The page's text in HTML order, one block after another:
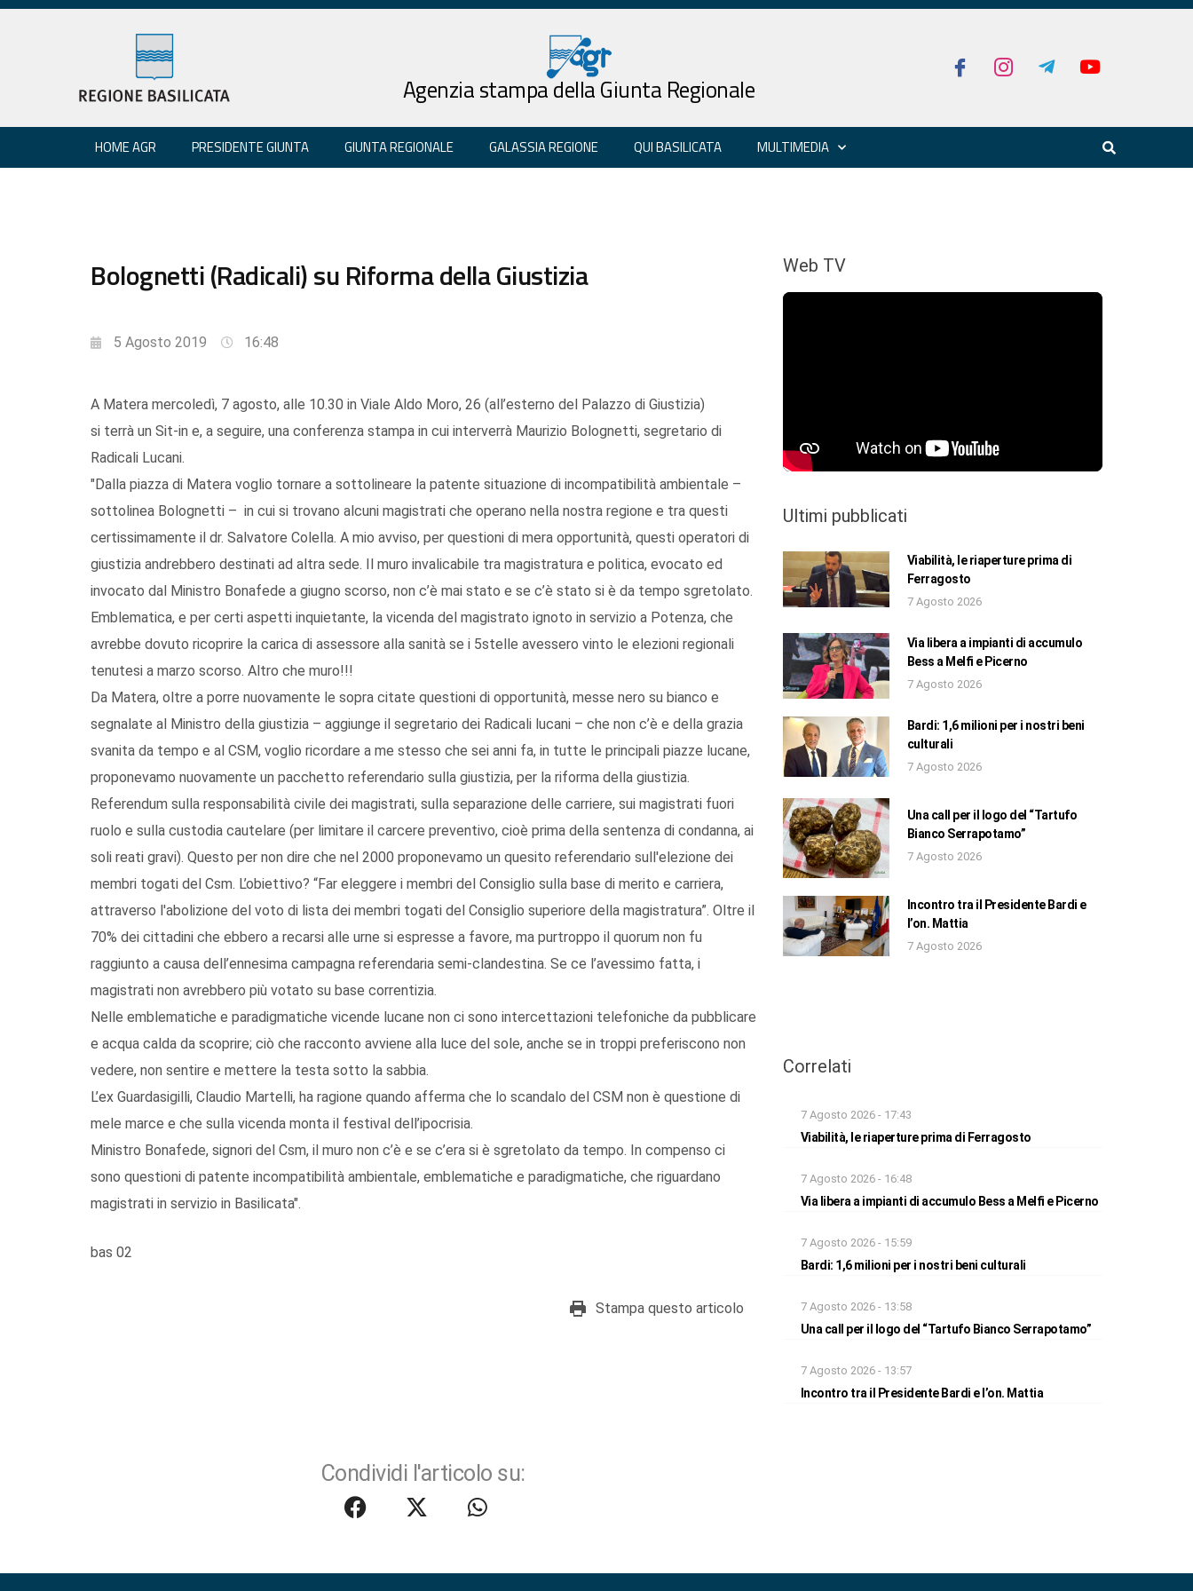
Agenzia stampa della Giunta Regionale
HOME AGR PRESIDENTE GIUNTA GIUNTA REGIONALE GALASSIA REGIONE QUI BASILICATA MULTIMEDIA
Bolognetti (Radicali) su Riforma della Giustizia
5 Agosto 2019 16:48
A Matera mercoledì, 7 agosto, alle 10.30 in Viale Aldo Moro, 26 (all’esterno del Palazzo di Giustizia)
si terrà un Sit-in e, a seguire, una conferenza stampa in cui interverrà Maurizio Bolognetti, segretario di
Radicali Lucani.
"Dalla piazza di Matera voglio tornare a sottolineare la patente situazione di incompatibilità ambientale –
sottolinea Bolognetti – in cui si trovano alcuni magistrati che operano nella nostra regione e tra questi
certissimamente il dr. Salvatore Colella. A mio avviso, per questioni di mera opportunità, questi operatori di
giustizia andrebbero destinati ad altra sede. Il muro invalicabile tra magistratura e politica, evocato ed
invocato dal Ministro Bonafede a giugno scorso, non c’è mai stato e se c’è stato si è da tempo sgretolato.
Emblematica, e per certi aspetti inquietante, la vicenda del magistrato ignoto in servizio a Potenza, che
avrebbe dovuto ricoprire la carica di assessore alla sanità se i 5stelle avessero vinto le elezioni regionali
tenutesi a marzo scorso. Altro che muro!!!
Da Matera, oltre a porre nuovamente le sopra citate questioni di opportunità, messe nero su bianco e
segnalate al Ministro della giustizia – aggiunge il segretario dei Radicali lucani – che non c’è e della grazia
svanita da tempo e al CSM, voglio ricordare a me stesso che sei anni fa, in tutte le principali piazze lucane,
proponevamo nuovamente un pacchetto referendario sulla giustizia, per la riforma della giustizia.
Referendum sulla responsabilità civile dei magistrati, sulla separazione delle carriere, sui magistrati fuori
ruolo e sulla custodia cautelare (per limitare il carcere preventivo, cioè prima della sentenza di condanna, ai
soli reati gravi). Questo per non dire che nel 2000 proponevamo un quesito referendario sull'elezione dei
membri togati del Csm. L’obiettivo? “Far eleggere i membri del Consiglio sulla base di merito e carriera,
attraverso l'abolizione del voto di lista dei membri togati del Consiglio superiore della magistratura”. Oltre il
70% dei cittadini che ebbero a recarsi alle urne si espresse a favore, ma purtroppo il quorum non fu
raggiunto a causa dell’ennesima campagna referendaria semi-clandestina. Se ce l’avessimo fatta, i
magistrati non avrebbero più votato su base correntizia.
Nelle emblematiche e paradigmatiche vicende lucane non ci sono intercettazioni telefoniche da pubblicare
e acqua calda da scoprire; ciò che racconto avviene alla luce del sole, anche se in troppi preferiscono non
vedere, non sentire e mettere la testa sotto la sabbia.
L’ex Guardasigilli, Claudio Martelli, ha ragione quando afferma che lo scandalo del CSM non è questione di
mele marce e che sulla vicenda monta il festival dell’ipocrisia.
Ministro Bonafede, signori del Csm, il muro non c’è e se c’era si è sgretolato da tempo. In compenso ci
sono questioni di patente incompatibilità ambientale, emblematiche e paradigmatiche, che riguardano
magistrati in servizio in Basilicata".
bas 02
Stampa questo articolo
Condividi l'articolo su:
Web TV
Ultimi pubblicati
Viabilità, le riaperture prima di
Ferragosto
7 Agosto 2026
Via libera a impianti di accumulo
Bess a Melfi e Picerno
7 Agosto 2026
Bardi: 1,6 milioni per i nostri beni
culturali
7 Agosto 2026
Una call per il logo del “Tartufo
Bianco Serrapotamo”
7 Agosto 2026
Incontro tra il Presidente Bardi e
l’on. Mattia
7 Agosto 2026
Correlati
7 Agosto 2026 - 17:43
Viabilità, le riaperture prima di Ferragosto
7 Agosto 2026 - 16:48
Via libera a impianti di accumulo Bess a Melfi e Picerno
7 Agosto 2026 - 15:59
Bardi: 1,6 milioni per i nostri beni culturali
7 Agosto 2026 - 13:58
Una call per il logo del “Tartufo Bianco Serrapotamo”
7 Agosto 2026 - 13:57
Incontro tra il Presidente Bardi e l’on. Mattia